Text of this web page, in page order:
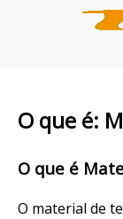
O que é:
O que é
O material de